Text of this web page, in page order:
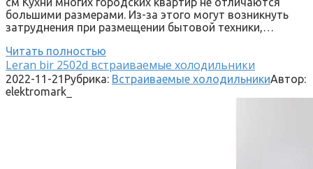
большими размерами. Из-за этого могут возникнуть
затруднения при размещении бытовой техники,…
Читать полностью
Leran bir 2502d встраиваемые холодильники
2022-11-21 Рубрика: Встраиваемые холодильникиАвтор:
elektromark_